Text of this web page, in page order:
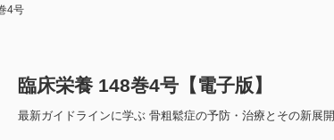
4号
臨床栄養 148巻4号【電子版】
最新ガイドラインに学ぶ 骨粗鬆症の予防・治療とその新展開